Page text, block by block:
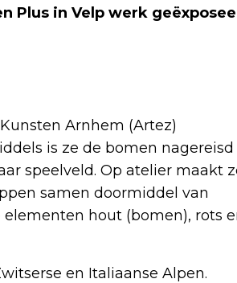
Plus in Velp werk
Arnhem (Artez)
is ze de bomen
speelveld. Op atelier maakt
samen doormiddel van
hout (bomen), rots
en Italiaanse Alpen.